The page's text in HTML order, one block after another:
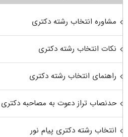
مشاوره انتخاب رشته دکتری
نکات انتخاب رشته دکتری
راهنمای انتخاب رشته دکتری
حدنصاب تراز دعوت به مصاحبه دکتری
انتخاب رشته دکتری پیام نور